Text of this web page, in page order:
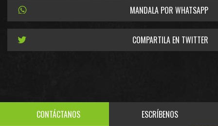
MANDALA POR WHATSAPP
COMPARTILA EN TWITTER
CONTÁCTANOS ESCRÍBENOS